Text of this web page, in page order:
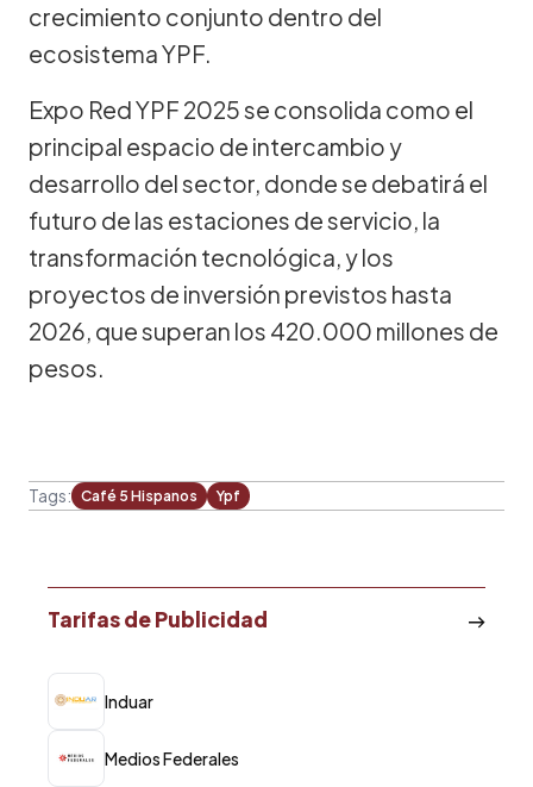
crecimiento conjunto dentro del
ecosistema YPF.
Expo Red YPF 2025 se consolida como el
principal espacio de intercambio y
desarrollo del sector, donde se debatirá el
futuro de las estaciones de servicio, la
transformación tecnológica, y los
proyectos de inversión previstos hasta
2026, que superan los 420.000 millones de
pesos.
Tags: Café 5 Hispanos Ypf
Tarifas de Publicidad
Induar
Medios Federales